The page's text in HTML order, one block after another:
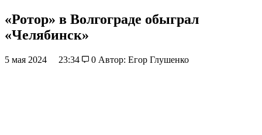
«Ротор» в Волгограде обыграл
«Челябинск»
5 мая 2024 23:34 0 Автор: Егор Глушенко